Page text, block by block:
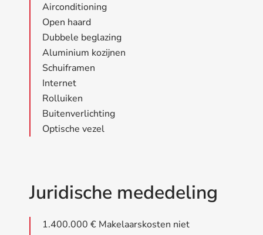
Airconditioning
Open haard
Dubbele beglazing
Aluminium kozijnen
Schuiframen
Internet
Rolluiken
Buitenverlichting
Optische vezel
Juridische mededeling
1.400.000 € Makelaarskosten niet